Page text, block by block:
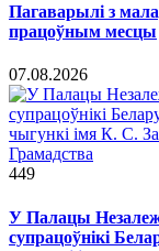
Пагаварылі з
працоўным месцы
07.08.2026
Грамадства
449
У Палацы
супрацоўнікі